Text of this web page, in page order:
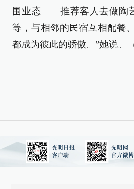
围业态——推荐客人去做陶
等，与相邻的民宿互相配餐
都成为彼此的骄傲。”她说。